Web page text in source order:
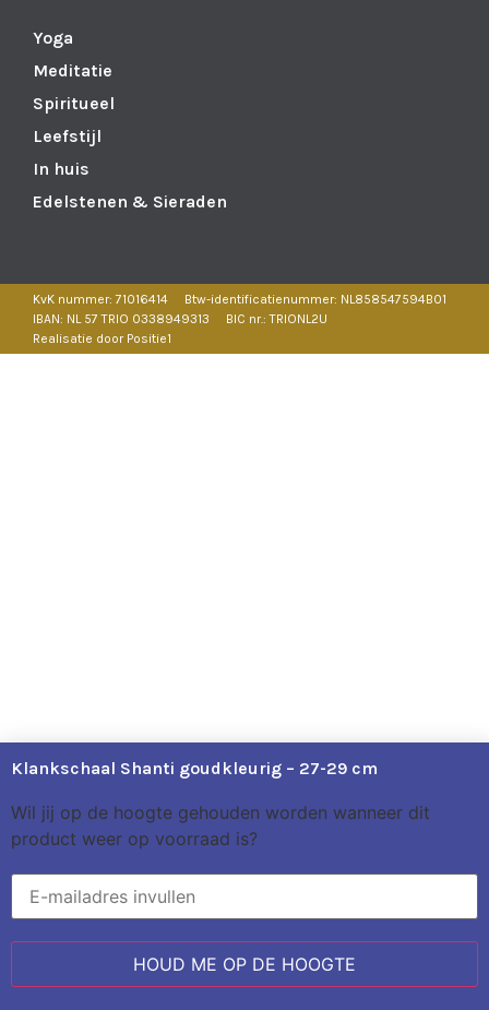
Yoga
Meditatie
Spiritueel
Leefstijl
In huis
Edelstenen & Sieraden
KvK nummer: 71016414
Btw-identificatienummer: NL858547594B01
IBAN: NL 57 TRIO 0338949313
BIC nr.: TRIONL2U
Realisatie door Positie1
Klankschaal Shanti goudkleurig – 27-29 cm
Wil jij op de hoogte gehouden worden wanneer dit
product weer op voorraad is?
HOUD ME OP DE HOOGTE